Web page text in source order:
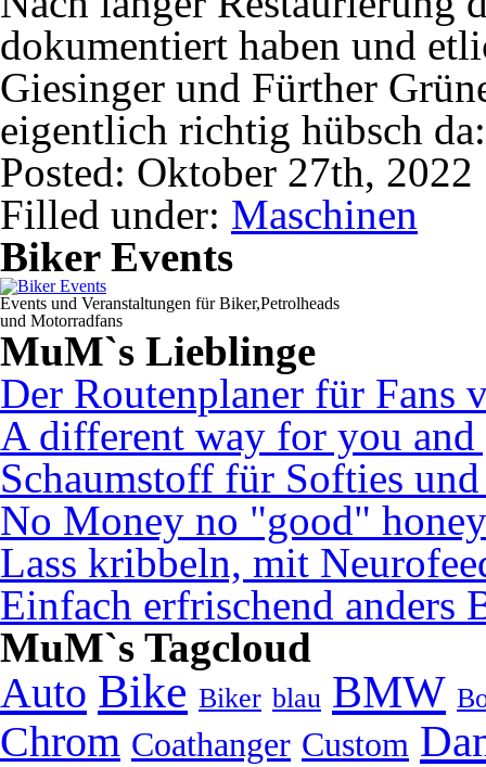
dokumentiert haben und
Giesinger und Fürther
eigentlich richtig hübsch
Posted: Oktober 27th,
Filled under: Maschinen
Biker Events
Events und Veranstaltungen für Biker,Petrolheads
und Motorradfans
MuM`s Lieblinge
Der Routenplaner für Fans
A different way for you
Schaumstoff für Softies
No Money no "good" honey
Lass kribbeln, mit
Einfach erfrischend anders
MuM`s Tagcloud
Auto Bike Biker blau BMW
Chrom Coathanger Custom